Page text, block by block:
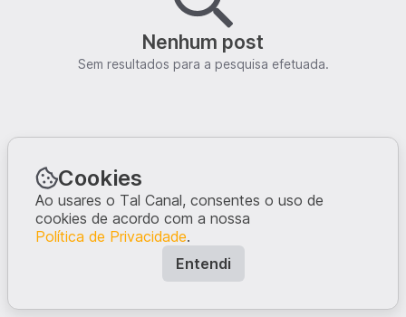
Nenhum post
Sem resultados para a pesquisa efetuada.
Cookies
Ao usares o Tal Canal, consentes o uso de
cookies de acordo com a nossa
Política de Privacidade.
Entendi